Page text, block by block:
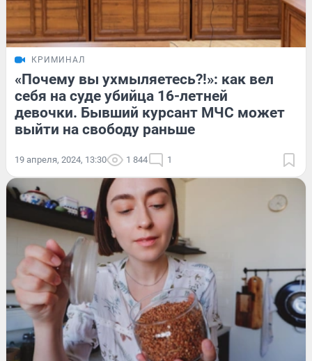
КРИМИНАЛ
«Почему вы ухмыляетесь?!»: как вел
себя на суде убийца 16-летней
девочки. Бывший курсант МЧС может
выйти на свободу раньше
19 апреля, 2024, 13:30 1 844 1